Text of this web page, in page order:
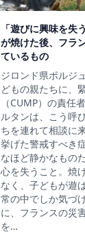
「遊びに興味を
が焼けた後、フラ
ているもの
ジロンド県ポルジ
どもの親たちに、
（CUMP）の責任
ルタンは、こう呼
ちを連れて相談に
挙げた警戒すべき
なほど静かなも
心を失うこと。焼
なく、子どもが遊
常の中でしか気づ
に、フランスの災
を…